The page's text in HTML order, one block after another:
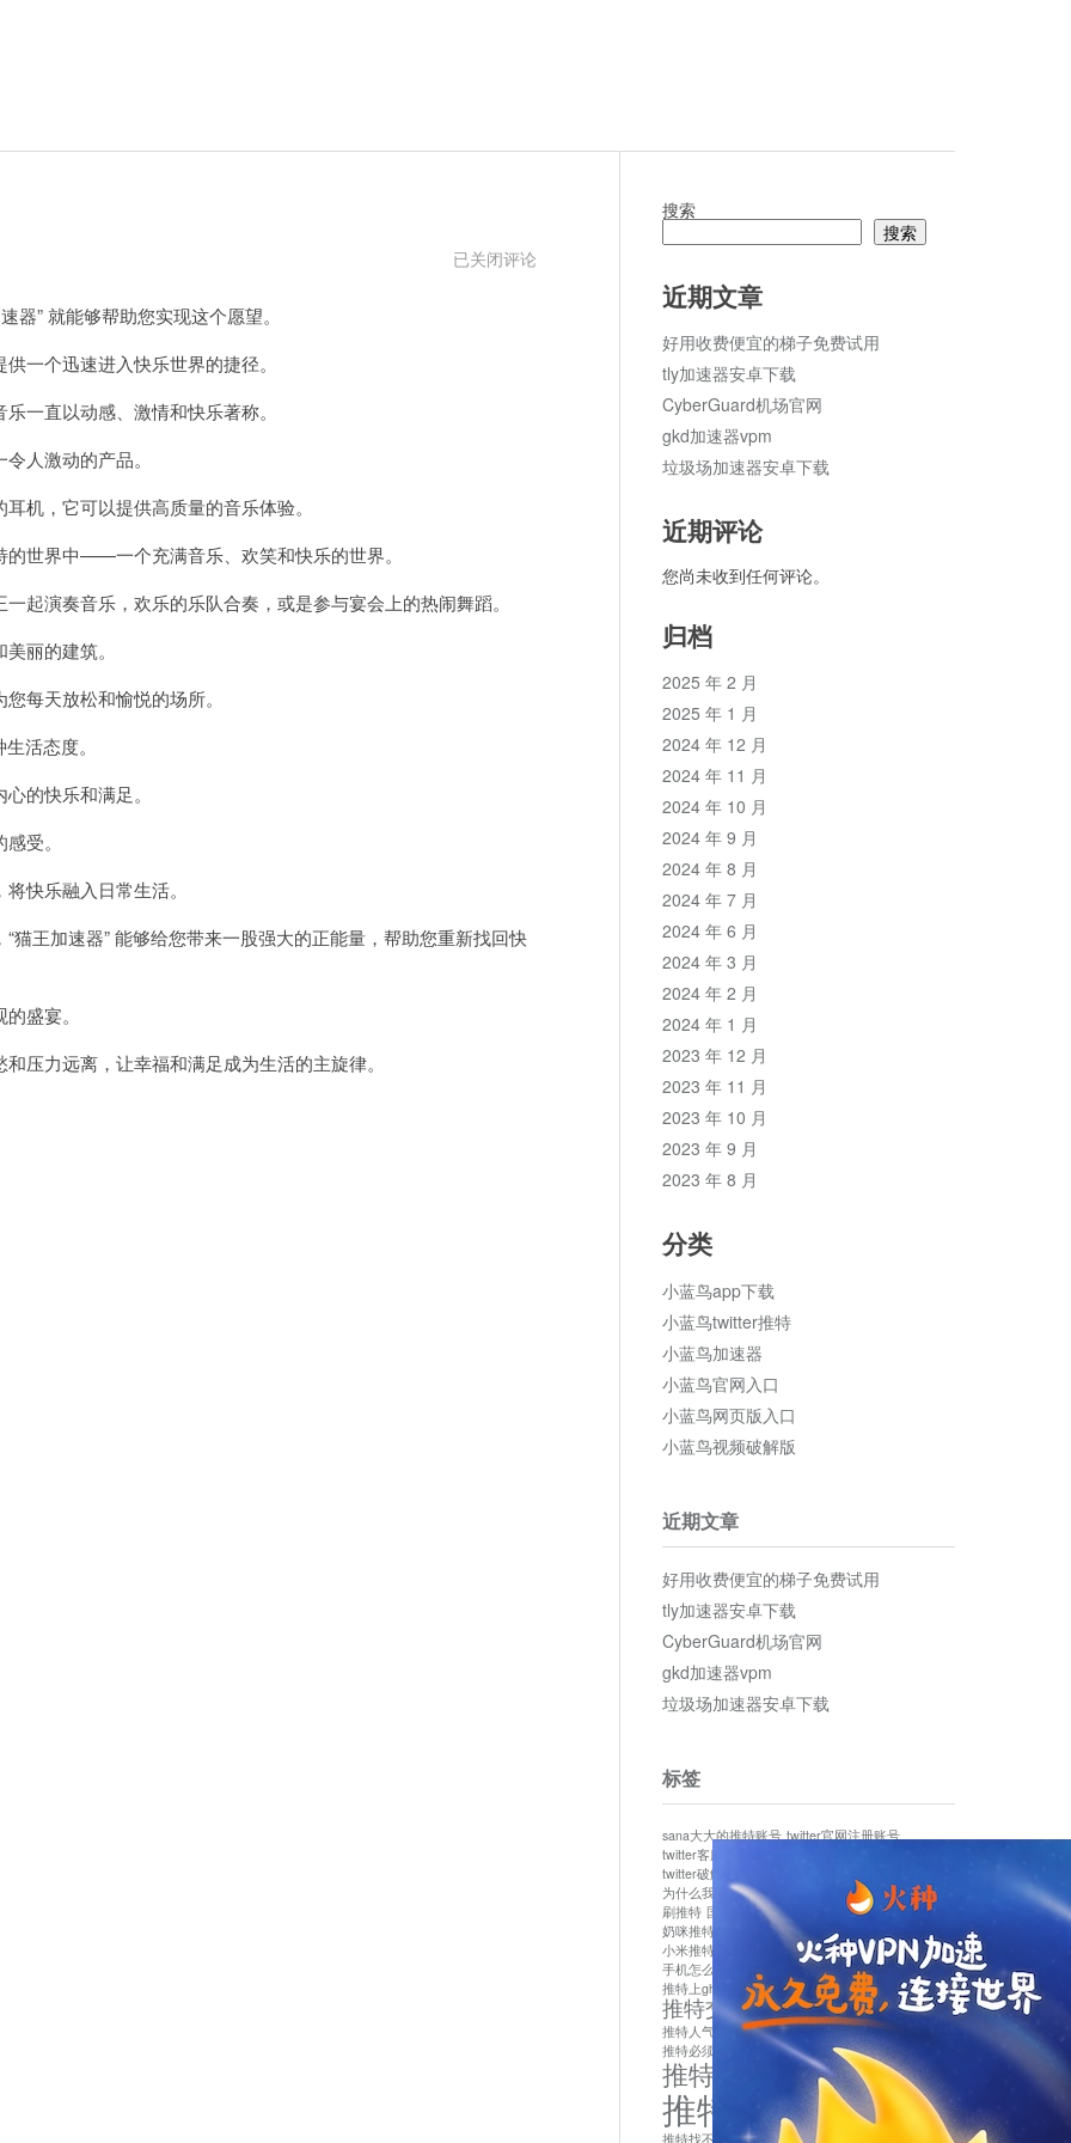
猫
已关闭评论
” 就能够帮助您实现这个愿望。
个迅速进入快乐世界的捷径。
直以动感、激情和快乐著称。
人激动的产品。
，它可以提供高质量的音乐体验。
界中——一个充满音乐、欢笑和快乐的世界。
演奏音乐，欢乐的乐队合奏，或是参与宴会上的热闹舞蹈。
丽的建筑。
天放松和愉悦的场所。
活态度。
的快乐和满足。
受。
乐融入日常生活。
加速器” 能够给您带来一股强大的正能量，帮助您重新找回快
盛宴。
力远离，让幸福和满足成为生活的主旋律。
搜索
搜索
近期文章
好用收费便宜的梯子免费试用
tly加速器安卓下载
CyberGuard机场官网
gkd加速器vpm
垃圾场加速器安卓下载
近期评论
您尚未收到任何评论。
归档
2025 年 2 月
2025 年 1 月
2024 年 12 月
2024 年 11 月
2024 年 10 月
2024 年 9 月
2024 年 8 月
2024 年 7 月
2024 年 6 月
2024 年 3 月
2024 年 2 月
2024 年 1 月
2023 年 12 月
2023 年 11 月
2023 年 10 月
2023 年 9 月
2023 年 8 月
分类
小蓝鸟app下载
小蓝鸟twitter推特
小蓝鸟加速器
小蓝鸟官网入口
小蓝鸟网页版入口
小蓝鸟视频破解版
近期文章
好用收费便宜的梯子免费试用
tly加速器安卓下载
CyberGuard机场官网
gkd加速器vpm
垃圾场加速器安卓下载
标签
sana大大的推特账号 twitter官网注册账号
twitter客服
twitter破解版下载
为什么我推特无法保存设置
作者sana推特是什么
刷推特 国内为什么不能用twitter 国内能用twitter吗
奶咪推特
如何找回推特密码
小米推特闪退是怎么回事 怎么看推特上的视频
手机怎么注册推特账号
推特devil
推特上ghs的女博主
推特交友软件app下载
推特人气萌货小蔡头喵喵喵 推特实名制
推特必须用外网吗
推特怎么取消关联手机号
推特怎么看敏感内容苹果
推特找不到账号 推特注册必须要手机号